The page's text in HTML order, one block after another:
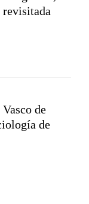
revisitada
de
de